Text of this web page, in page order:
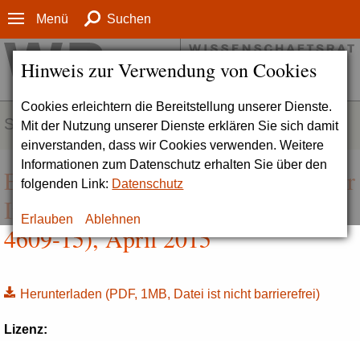
Hinweis zur Verwendung von Cookies
Cookies erleichtern die Bereitstellung unserer Dienste.
Mit der Nutzung unserer Dienste erklären Sie sich damit
einverstanden, dass wir Cookies verwenden. Weitere
Informationen zum Datenschutz erhalten Sie über den
folgenden Link: Datenschutz
Erlauben Ablehnen
Menü Suchen
SERVICE
Empfehlungen zu wissenschaftlicher
Integrität | Positionspapier (Drs.
4609-15), April 2015
Herunterladen (PDF, 1MB, Datei ist nicht barrierefrei)
Lizenz: